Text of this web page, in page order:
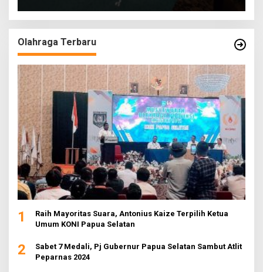
Olahraga Terbaru
1
Raih Mayoritas Suara, Antonius Kaize Terpilih Ketua
Umum KONI Papua Selatan
2
Sabet 7 Medali, Pj Gubernur Papua Selatan Sambut Atlit
Peparnas 2024